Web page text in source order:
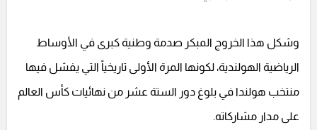
وشكل هذا الخروج المبكر صدمة وطنية كبرى في الأوساط
الرياضية الهولندية، لكونها المرة الأولى تاريخياً التي يفشل فيها
منتخب هولندا في بلوغ دور الستة عشر من نهائيات كأس العالم
على مدار مشاركاته.